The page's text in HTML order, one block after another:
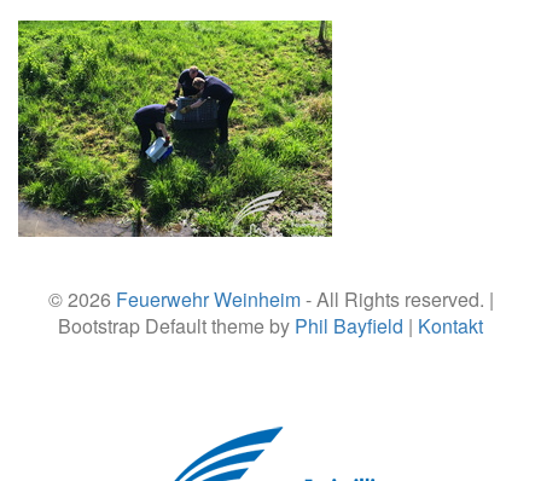
© 2026 Feuerwehr Weinheim- All Rights reserved. |
Bootstrap Default theme by Phil Bayfield | Kontakt